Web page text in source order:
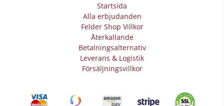
Startsida
Alla erbjudanden
Felder Shop Villkor
Återkallande
Betalningsalternativ
Leverans & Logistik
Försäljningsvillkor